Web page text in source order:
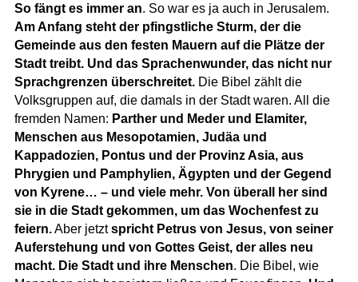
So fängt es immer an. So war es ja auch in Jerusalem.
Am Anfang steht der pfingstliche Sturm, der die
Gemeinde aus den festen Mauern auf die Plätze der
Stadt treibt. Und das Sprachenwunder, das nicht nur
Sprachgrenzen überschreitet.Die Bibel zählt die
Volksgruppen auf, die damals in der Stadt waren. All die
fremden Namen: Parther und Meder und Elamiter,
Menschen aus Mesopotamien, Judäa und
Kappadozien, Pontus und der Provinz Asia, aus
Phrygien und Pamphylien, Ägypten und der Gegend
von Kyrene… – und viele mehr. Von überall her sind
sie in die Stadt gekommen, um das Wochenfest zu
feiern.Aber jetztspricht Petrus von Jesus, von seiner
Auferstehung und von Gottes Geist, der alles neu
macht. Die Stadt und ihre Menschen. Die Bibel, wie